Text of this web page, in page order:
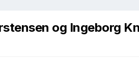
og Ingeborg